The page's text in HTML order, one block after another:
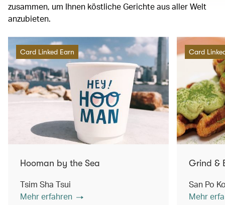
zusammen, um Ihnen köstliche Gerichte aus aller Welt
anzubieten.
Card Linked Earn
Hooman by the Sea
Tsim Sha Tsui
Mehr erfahren
Card
Grind &
San Po
Mehr